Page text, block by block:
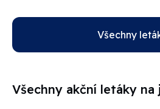
Všechny
Všechny akční letáky na